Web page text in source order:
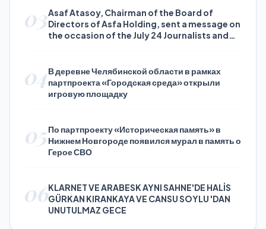
03Asaf Atasoy, Chairman of the Board of
Directors of Asfa Holding, sent a message on
the occasion of the July 24 Journalists and
04В деревне Челябинской области в рамках
партпроекта «Городская среда» открыли
игровую площадку
05По партпроекту «Историческая память» в
Нижнем Новгороде появился мурал в память о
Герое СВО
06KLARNET VE ARABESK AYNI SAHNE'DE HALİS
GÜRKAN KIRANKAYA VE CANSU SOYLU 'DAN
UNUTULMAZ GECE